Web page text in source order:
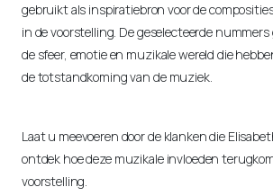
gebruikt als inspiratiebron voor de
in de voorstelling. De geselecteerde
de sfeer, emotie en muzikale wereld die
de totstandkoming van de muziek.
Laat u meevoeren door de klanken die
ontdek hoe deze muzikale invloeden
voorstelling.